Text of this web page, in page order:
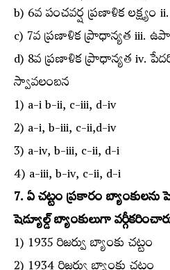
b) 6వ పంచవర్ష ప్రణాళిక
c) 7వ ప్రణాళిక ప్రాధాన్యత iii.
d) 8వ ప్రణాళిక ప్రాధాన్యత iv.
స్వావలంబన
1) a-i b-ii, c-iii, d-iv
2) a-i, b-iii, c-ii,d-iv
3) a-iv, b-iii, c-ii, d-i
4) a-iii, b-iv, c-ii, d-i
7. ఏ చట్టం ప్రకారం బ్యాంకులను
షెడ్యూల్డ్‌ బ్యాంకులుగా
1) 1935 రిజర్వు బ్యాంకు చట్టం